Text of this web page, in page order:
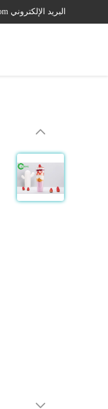
البريد الإلكتروني sales2@xmziheng.com